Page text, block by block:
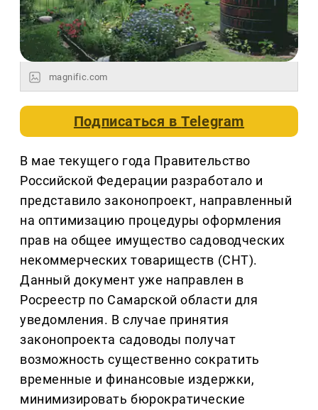
magnific.com
Подписаться вTelegram
В мае текущего года Правительство
Российской Федерации разработало и
представило законопроект, направленный
на оптимизацию процедуры оформления
прав на общее имущество садоводческих
некоммерческих товариществ (СНТ).
Данный документ уже направлен в
Росреестр по Самарской области для
уведомления. В случае принятия
законопроекта садоводы получат
возможность существенно сократить
временные и финансовые издержки,
минимизировать бюрократические